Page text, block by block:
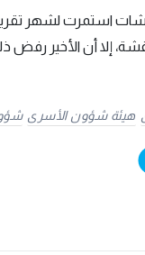
استمرت لشهر
إلا أن الأخير رفض
هيئة شؤون الأسرى